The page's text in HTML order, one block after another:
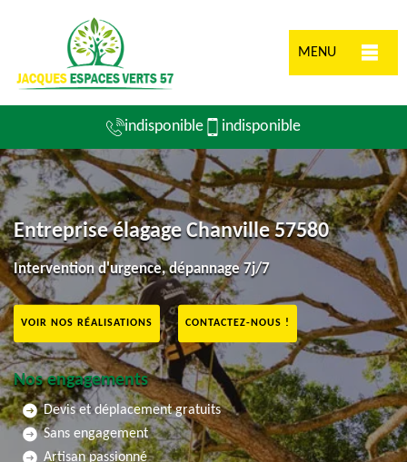
MENU
indisponible indisponible
Entreprise élagage Chanville 57580
Intervention d'urgence, dépannage 7j/7
VOIR NOS RÉALISATIONS CONTACTEZ-NOUS !
Nos engagements
Devis et déplacement gratuits
Sans engagement
Artisan passionné